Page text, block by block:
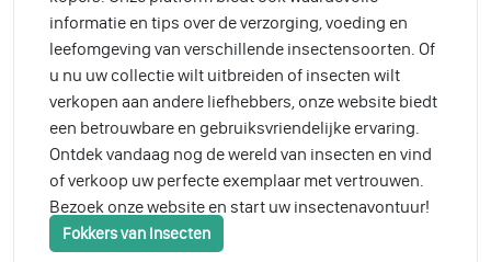
informatie en tips over de verzorging, voeding en
leefomgeving van verschillende insectensoorten. Of
u nu uw collectie wilt uitbreiden of insecten wilt
verkopen aan andere liefhebbers, onze website biedt
een betrouwbare en gebruiksvriendelijke ervaring.
Ontdek vandaag nog de wereld van insecten en vind
of verkoop uw perfecte exemplaar met vertrouwen.
Bezoek onze website en start uw insectenavontuur!
Fokkers van Insecten